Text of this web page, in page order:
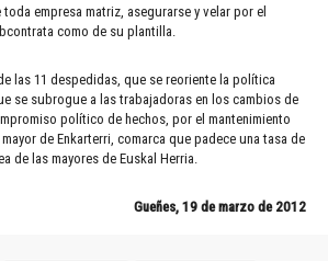
empresa matriz, asegurarse y velar por el
como de su plantilla.
las 11 despedidas, que se reoriente la política
se subrogue a las trabajadoras en los cambios de
político de hechos, por el mantenimiento
de Enkarterri, comarca que padece una tasa de
de las mayores de Euskal Herria.
Gueñes, 19 de marzo de 2012